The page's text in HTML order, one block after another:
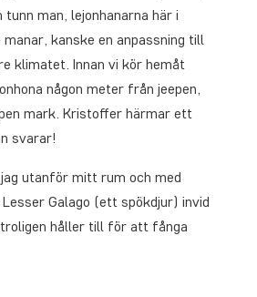
tunn man, lejonhanarna här i
kanske en anpassning till
klimatet. Innan vi kör hemåt
någon meter från jeepen,
mark. Kristoffer härmar ett
svarar!
utanför mitt rum och med
Galago (ett spökdjur) invid
håller till för att fånga